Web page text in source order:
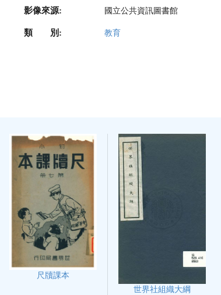
影像來源: 國立公共資訊圖書館
類 別: 教育
尺牘課本
世界社組織大綱